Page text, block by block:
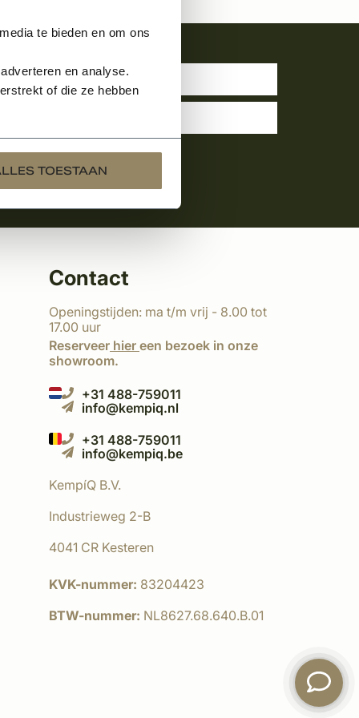
te bieden en om ons
en analyse.
of die ze hebben
TOESTAAN
Contact
Openingstijden: ma t/m vrij - 8.00 tot
17.00 uur
Reserveer hier een bezoek in onze
showroom.
+31 488-759011
info@kempiq.nl
+31 488-759011
info@kempiq.be
KempíQ B.V.
Industrieweg 2-B
4041 CR Kesteren
KVK-nummer: 83204423
BTW-nummer: NL8627.68.640.B.01